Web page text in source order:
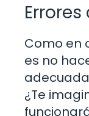
Como en
es no
¿Te